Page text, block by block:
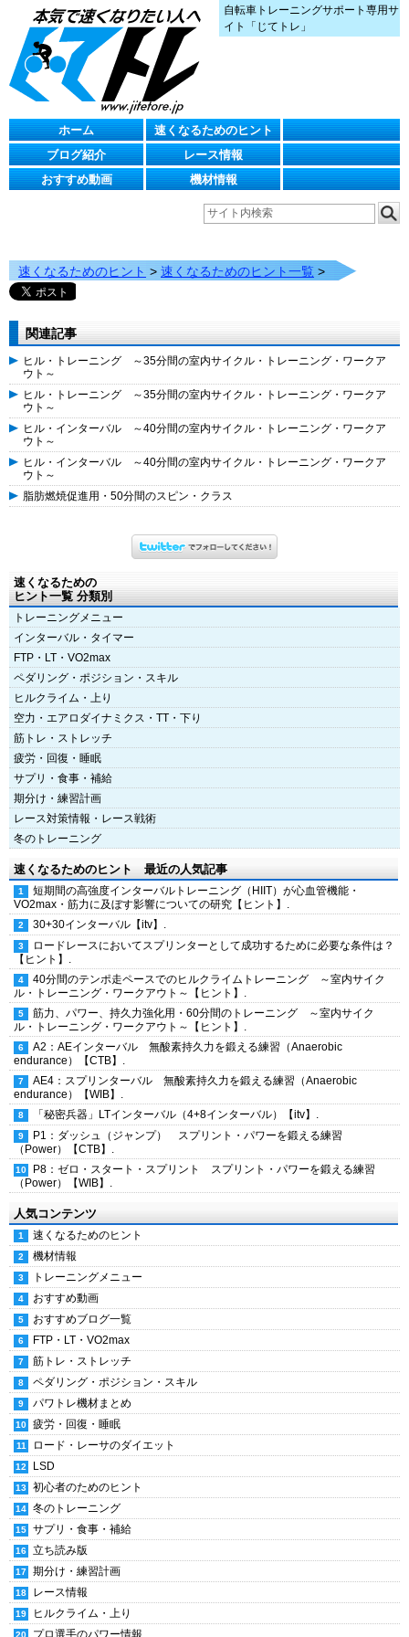
自転車トレーニングサポート専用サ
イト「じてトレ」
ホーム
速くなるためのヒント
ブログ紹介
レース情報
おすすめ動画
機材情報
速くなるためのヒント > 速くなるためのヒント一覧 >
関連記事
ヒル・トレーニング ～35分間の室内サイクル・トレーニング・ワークア
ウト～
ヒル・トレーニング ～35分間の室内サイクル・トレーニング・ワークア
ウト～
ヒル・インターバル ～40分間の室内サイクル・トレーニング・ワークア
ウト～
ヒル・インターバル ～40分間の室内サイクル・トレーニング・ワークア
ウト～
脂肪燃焼促進用・50分間のスピン・クラス
速くなるための
ヒント一覧 分類別
トレーニングメニュー
インターバル・タイマー
FTP・LT・VO2max
ペダリング・ポジション・スキル
ヒルクライム・上り
空力・エアロダイナミクス・TT・下り
筋トレ・ストレッチ
疲労・回復・睡眠
サプリ・食事・補給
期分け・練習計画
レース対策情報・レース戦術
冬のトレーニング
速くなるためのヒント 最近の人気記事
短期間の高強度インターバルトレーニング（HIIT）が心血管機能・
VO2max・筋力に及ぼす影響についての研究【ヒント】.
30+30インターバル【itv】.
ロードレースにおいてスプリンターとして成功するために必要な条件は？
【ヒント】.
40分間のテンポ走ペースでのヒルクライムトレーニング ～室内サイク
ル・トレーニング・ワークアウト～【ヒント】.
筋力、パワー、持久力強化用・60分間のトレーニング ～室内サイク
ル・トレーニング・ワークアウト～【ヒント】.
A2：AEインターバル 無酸素持久力を鍛える練習（Anaerobic
endurance）【CTB】.
AE4：スプリンターバル 無酸素持久力を鍛える練習（Anaerobic
endurance）【WIB】.
「秘密兵器」LTインターバル（4+8インターバル）【itv】.
P1：ダッシュ（ジャンプ） スプリント・パワーを鍛える練習
（Power）【CTB】.
P8：ゼロ・スタート・スプリント スプリント・パワーを鍛える練習
（Power）【WIB】.
人気コンテンツ
速くなるためのヒント
機材情報
トレーニングメニュー
おすすめ動画
おすすめブログ一覧
FTP・LT・VO2max
筋トレ・ストレッチ
ペダリング・ポジション・スキル
パワトレ機材まとめ
疲労・回復・睡眠
ロード・レーサのダイエット
LSD
初心者のためのヒント
冬のトレーニング
サプリ・食事・補給
立ち読み版
期分け・練習計画
レース情報
ヒルクライム・上り
プロ選手のパワー情報